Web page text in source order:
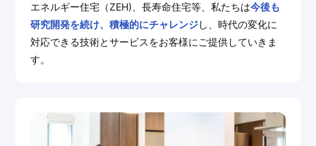
エネルギー住宅（ZEH)、長寿命住宅等、私たちは今後も
研究開発を続け、積極的にチャレンジし、時代の変化に
対応できる技術とサービスをお客様にご提供していきま
す。